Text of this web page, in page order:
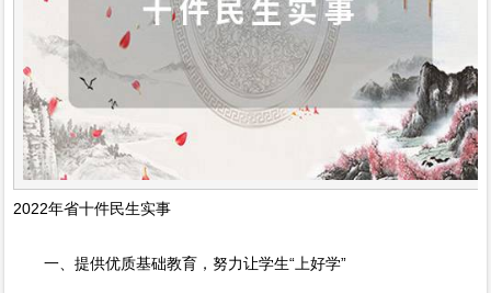
2022年省十件民生实事
一、提供优质基础教育，努力让学生“上好学”